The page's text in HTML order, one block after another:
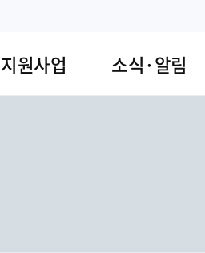
지원사업 소식·알림